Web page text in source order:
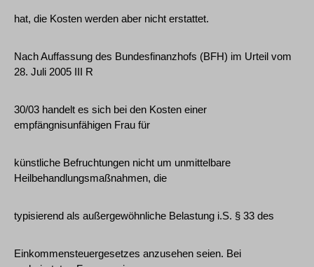
hat, die Kosten werden aber nicht erstattet.
Nach Auffassung des Bundesfinanzhofs (BFH) im Urteil vom
28. Juli 2005 III R
30/03 handelt es sich bei den Kosten einer
empfängnisunfähigen Frau für
künstliche Befruchtungen nicht um unmittelbare
Heilbehandlungsmaßnahmen, die
typisierend als außergewöhnliche Belastung i.S. § 33 des
Einkommensteuergesetzes anzusehen seien. Bei